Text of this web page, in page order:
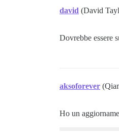
david (David
Dovrebbe essere
aksoforever
Ho un